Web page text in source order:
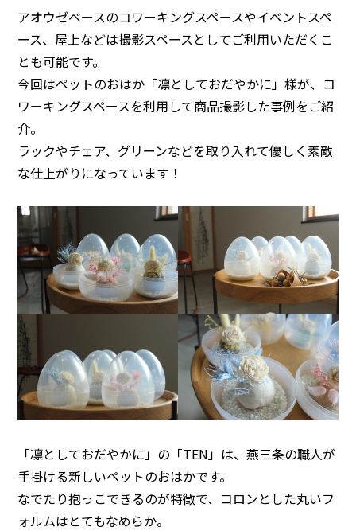
アオウゼベースのコワーキングスペースやイベントスペ
ース、屋上などは撮影スペースとしてご利用いただくこ
とも可能です。
今回はペットのおはか「凛としておだやかに」様が、コ
ワーキングスペースを利用して商品撮影した事例をご紹
介。
ラックやチェア、グリーンなどを取り入れて優しく素敵
な仕上がりになっています！
「凛としておだやかに」の「TEN」は、燕三条の職人が
手掛ける新しいペットのおはかです。
なでたり抱っこできるのが特徴で、コロンとした丸いフ
ォルムはとてもなめらか。